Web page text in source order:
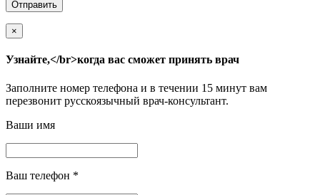
×
Узнайте,</br>когда вас сможет принять врач
Заполните номер телефона и в течении 15 минут вам
перезвонит русскоязычный врач-консультант.
Ваши имя
Ваш телефон *